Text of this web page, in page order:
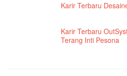
Karir Terbaru
Karir Terbaru
Terang Inti Pesona